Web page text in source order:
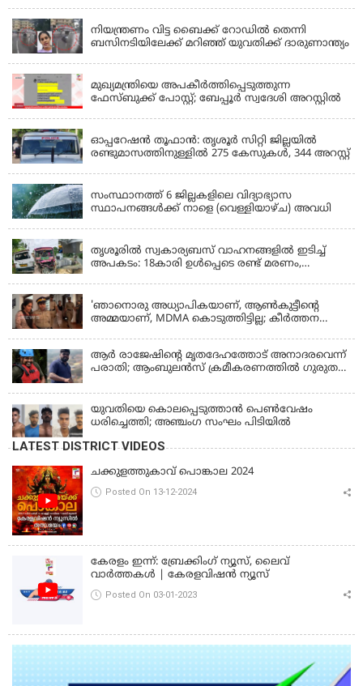
നിയന്ത്രണം വിട്ട ബൈക്ക് റോഡിൽ തെന്നി
ബസിനടിയിലേക്ക് മറിഞ്ഞ് യുവതിക്ക് ദാരുണാന്ത്യം
മുഖ്യമന്ത്രിയെ അപകീർത്തിപ്പെടുത്തുന്ന
ഫേസ്‌ബുക്ക് പോസ്റ്റ്; ബേപ്പൂർ സ്വദേശി അറസ്റ്റിൽ
ഓപ്പറേഷൻ തൂഫാൻ: തൃശൂർ സിറ്റി ജില്ലയിൽ
രണ്ടുമാസത്തിനുള്ളിൽ 275 കേസുകൾ, 344 അറസ്റ്റ്
സംസ്ഥാനത്ത് 6 ജില്ലകളിലെ വിദ്യാഭ്യാസ
സ്ഥാപനങ്ങൾക്ക് നാളെ (വെള്ളിയാഴ്ച) അവധി
തൃശൂരിൽ സ്വകാര്യബസ് വാഹനങ്ങളില്‍ ഇടിച്ച്
അപകടം: 18കാരി ഉൾപ്പെടെ രണ്ട് മരണം,
'ഞാനൊരു അധ്യാപികയാണ്, ആണ്‍കുട്ടീന്റെ
അമ്മയാണ്‌, MDMA കൊടുത്തിട്ടില്ല; കീർത്തന
ആര്‍ രാജേഷിന്റെ മൃതദേഹത്തോട് അനാദരവെന്ന്
പരാതി; ആംബുലന്‍സ് ക്രമീകരണത്തില്‍ ഗുരുതര
ഫ്രീസര്‍ സംവിധാനം ഇല്ലാതെയെന്നും ആരോപണം
യുവതിയെ കൊലപ്പെടുത്താൻ പെൺവേഷം
ധരിച്ചെത്തി; അഞ്ചംഗ സംഘം പിടിയിൽ
LATEST DISTRICT VIDEOS
ചക്കുളത്തുകാവ് പൊങ്കാല 2024
Posted On 13-12-2024
കേരളം ഇന്ന്: ബ്രേക്കിംഗ് ന്യൂസ്, ലൈവ്
വാർത്തകൾ | കേരളവിഷൻ ന്യൂസ്
Posted On 03-01-2023